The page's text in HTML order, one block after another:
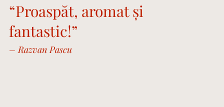
“Proaspăt, aromat și
fantastic!”
– Razvan Pascu